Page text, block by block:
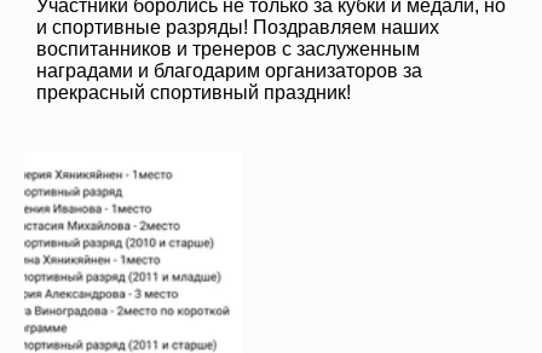
Участники боролись не только за кубки и медали, но
и спортивные разряды! Поздравляем наших
воспитанников и тренеров с заслуженным
наградами и благодарим организаторов за
прекрасный спортивный праздник!